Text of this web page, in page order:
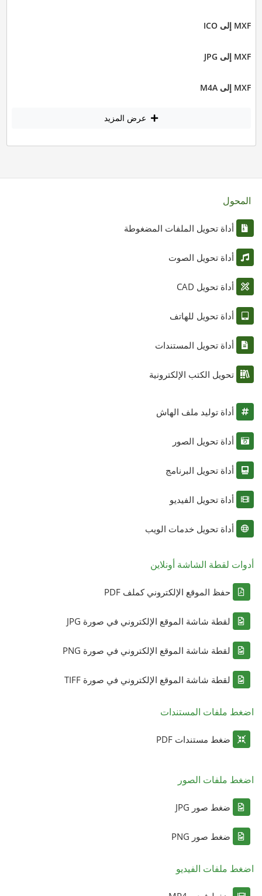
MXF إلى ICO
MXF إلى JPG
MXF إلى M4A
عرض المزيد
المحول
أداة تحويل الملفات المضغوطة
أداة تحويل الصوت
أداة تحويل CAD
أداة تحويل للهاتف
أداة تحويل المستندات
تحويل الكتب الإلكترونية
أداة توليد ملف الهاش
أداة تحويل الصور
أداة تحويل البرنامج
أداة تحويل الفيديو
أداة تحويل خدمات الويب
أدوات لقطة الشاشة أونلاين
حفظ الموقع الإلكتروني كملف PDF
لقطة شاشة الموقع الإلكتروني في صورة JPG
لقطة شاشة الموقع الإلكتروني في صورة PNG
لقطة شاشة الموقع الإلكتروني في صورة TIFF
اضغط ملفات المستندات
ضغط مستندات PDF
اضغط ملفات الصور
ضغط صور JPG
ضغط صور PNG
اضغط ملفات الفيديو